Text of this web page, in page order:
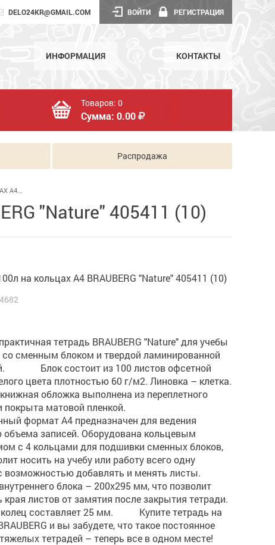
DELO24KR@GMAIL.COM ВОЙТИ РЕГИСТРАЦИЯ
ИНФОРМАЦИЯ КОНТАКТЫ
Товаров: 0
Сумма: 0.00
Распродажа
А4...
"Nature" 405411 (10)
на кольцах А4 BRAUBERG "Nature" 405411 (10)
тетрадь BRAUBERG "Nature" для учебы
сменным блоком и твердой ламинированной
Блок состоит из 100 листов офсетной
цвета плотностью 60 г/м2. Линовка – клетка.
обложка выполнена из переплетного
и покрыта матовой пленкой.
формат А4 предназначен для ведения
объема записей. Оборудована кольцевым
с 4 кольцами для подшивки сменных блоков,
носить на учебу или работу всего одну
с возможностью добавлять и менять листы.
блока – 200х295 мм, что позволит
края листов от замятия после закрытия тетради.
составляет 25 мм. Купите тетрадь на
и вы забудете, что такое постоянное
тетрадей – теперь все в одном месте!